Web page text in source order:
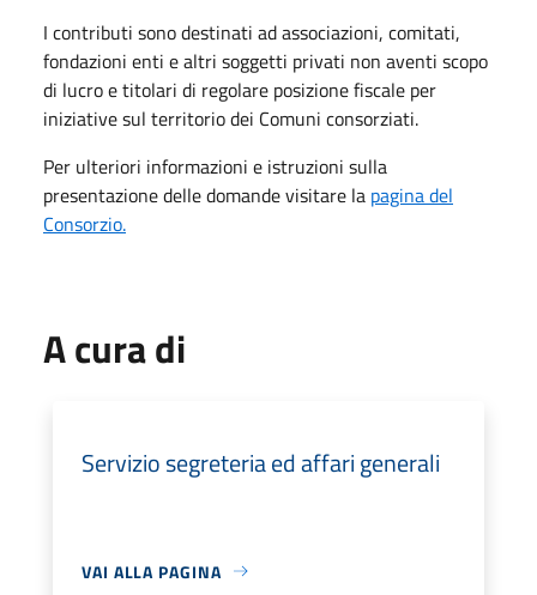
I contributi sono destinati ad associazioni, comitati,
fondazioni enti e altri soggetti privati non aventi scopo
di lucro e titolari di regolare posizione fiscale per
iniziative sul territorio dei Comuni consorziati.
Per ulteriori informazioni e istruzioni sulla
presentazione delle domande visitare la pagina del
Consorzio.
A cura di
Servizio segreteria ed affari generali
VAI ALLA PAGINA